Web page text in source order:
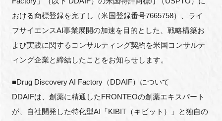
LINK-Jを知る
特別会員
施設・アクセス
おける商標登録を完了し（米国登録番号7665758）、ライ
フサイエンスAI事業展開の加速を目的とした、戦略構築お
よび実践に関するコンサルティング契約を米国コンサルテ
ィング企業と締結したことをお知らせします。
■Drug Discovery AI Factory（DDAIF）について
DDAIFは、創薬に精通したFRONTEOの創薬エキスパート
が、自社開発した特化型AI「KIBIT（キビット）」と独自の